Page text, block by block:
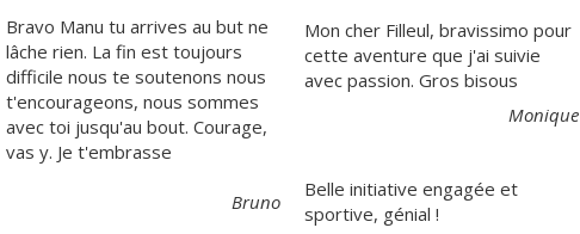
Bravo Manu tu arrives au but ne
lâche rien. La fin est toujours
difficile nous te soutenons nous
t'encourageons, nous sommes
avec toi jusqu'au bout. Courage,
vas y. Je t'embrasse
Bruno
Mon cher Filleul, bravissimo pour
cette aventure que j'ai suivie
avec passion. Gros bisous
Monique
Belle initiative engagée et
sportive, génial !